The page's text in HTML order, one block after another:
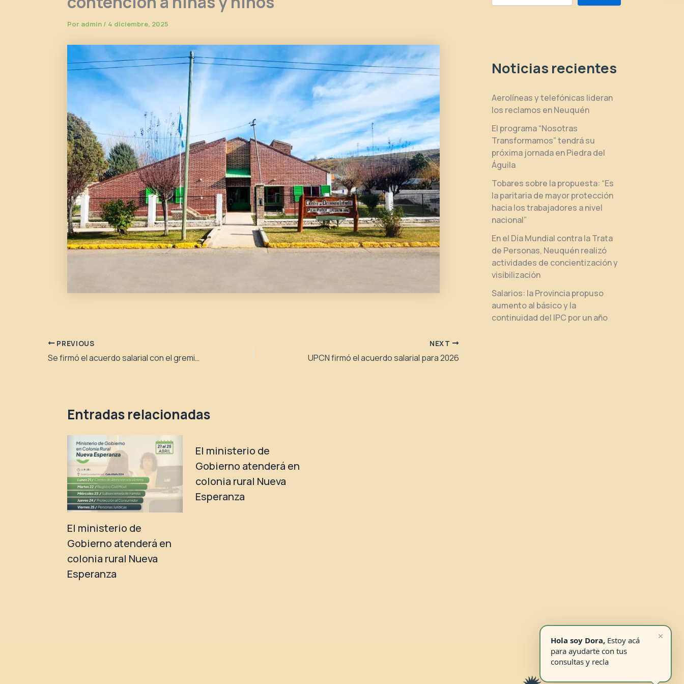
Por admin / 4 diciembre, 2025
PREVIOUS
Se firmó el acuerdo salarial con el gremio ATE
NEXT
UPCN firmó el acuerdo salarial para 2026
Entradas relacionadas
El ministerio de
Gobierno atenderá en
colonia rural Nueva
Esperanza
El ministerio de
Gobierno atenderá en
colonia rural Nueva
Esperanza
Noticias recientes
Aerolíneas y telefónicas lideran
los reclamos en Neuquén
El programa “Nosotras
Transformamos” tendrá su
próxima jornada en Piedra del
Águila
Tobares sobre la propuesta: “Es
la paritaria de mayor protección
hacia los trabajadores a nivel
nacional”
En el Día Mundial contra la Trata
de Personas, Neuquén realizó
actividades de concientización y
visibilización
Salarios: la Provincia propuso
aumento al básico y la
continuidad del IPC por un año